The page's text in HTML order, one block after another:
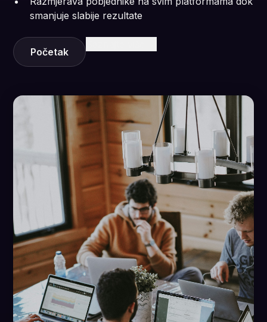
smanjuje slabije rezultate
Početak